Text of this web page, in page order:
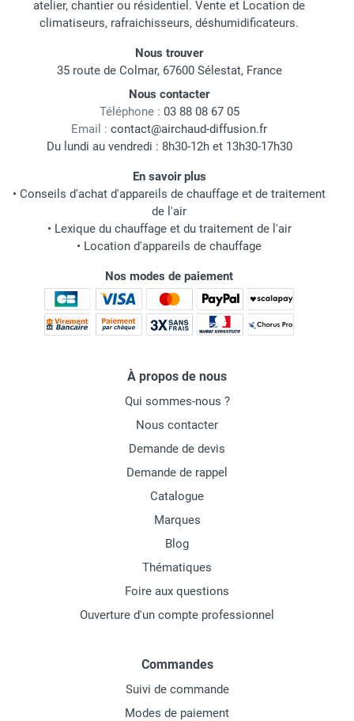
atelier, chantier ou résidentiel. Vente et Location de
climatiseurs, rafraichisseurs, déshumidificateurs.
Nous trouver
35 route de Colmar, 67600 Sélestat, France
Nous contacter
Téléphone : 03 88 08 67 05
Email : contact@airchaud-diffusion.fr
Du lundi au vendredi : 8h30-12h et 13h30-17h30
En savoir plus
• Conseils d'achat d'appareils de chauffage et de traitement
de l'air
• Lexique du chauffage et du traitement de l'air
• Location d'appareils de chauffage
Nos modes de paiement
À propos de nous
Qui sommes-nous ?
Nous contacter
Demande de devis
Demande de rappel
Catalogue
Marques
Blog
Thématiques
Foire aux questions
Ouverture d'un compte professionnel
Commandes
Suivi de commande
Modes de paiement